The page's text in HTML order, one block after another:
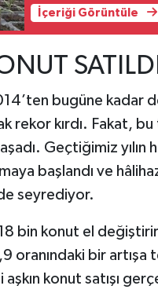
İçeriği Görüntüle
SATILDI
bugüne kadar
rekor kırdı. Fakat,
Geçtiğimiz yılın
başlandı ve
seyrediyor.
18 bin konut el
oranındaki bir
konut satışı